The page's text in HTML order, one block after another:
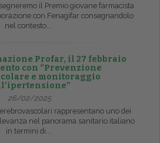
il Premio giovane farmacista
con Fenagifar consegnandolo
nel contesto...
Profar, il 27 febbraio
con “Prevenzione
e monitoraggio
26/02/2025
rappresentano uno dei
nel panorama sanitario italiano
in termini di...